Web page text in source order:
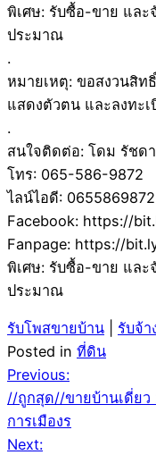
พิเศษ: รับซื้อ-ขาย แล
ประมาณ
.
หมายเหตุ: ขอสงวนสิท
แสดงตัวตน และลงทะ
.
สนใจติดต่อ: โดม รัชด
โทร: 065-586-9872
ไลน์ไอดี:
Facebook: https://
Fanpage: https://
พิเศษ: รับซื้อ-ขาย แล
ประมาณ
รับโพสขายบ้าน
รับจ้
Posted in ที่ดิน
Post
Previous:
//ถูกสุด//ขายบ้านเดี่ยว
การเมืองร
Next: